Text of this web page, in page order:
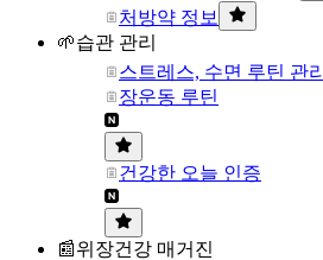
처방약 정보
🌱습관 관리
스트레스, 수면 루틴 관리
장운동 루틴
건강한 오늘 인증
📰위장건강 매거진